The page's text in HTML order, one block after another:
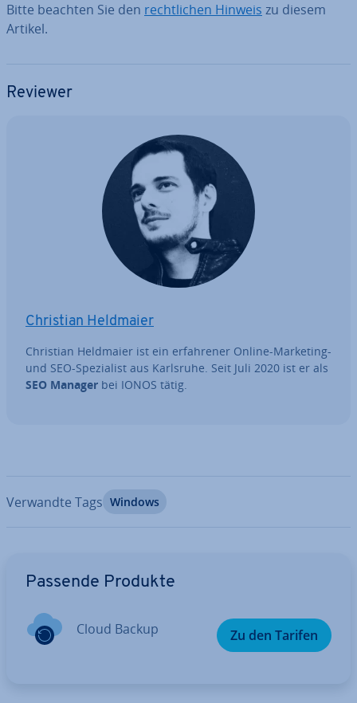
Bitte beachten Sie den recht­li­chen Hinweis zu diesem
Artikel.
Reviewer
Christian Heldmaier
Christian Heldmaier ist ein er­fah­re­ner Online-Marketing-
und SEO-Spe­zia­list aus Karlsruhe. Seit Juli 2020 ist er als
SEO Manager bei IONOS tätig.
Verwandte Tags Windows
Passende Produkte
Cloud Backup Zu den Tarifen